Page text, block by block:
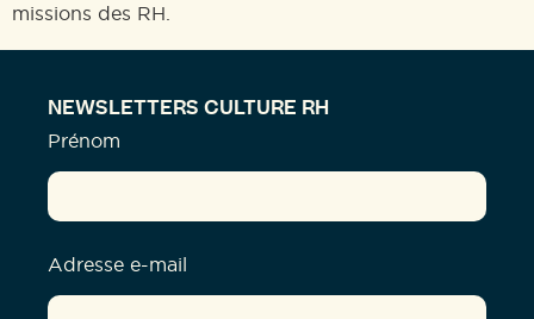
missions des RH.
NEWSLETTERS CULTURE RH
Prénom
Adresse e-mail